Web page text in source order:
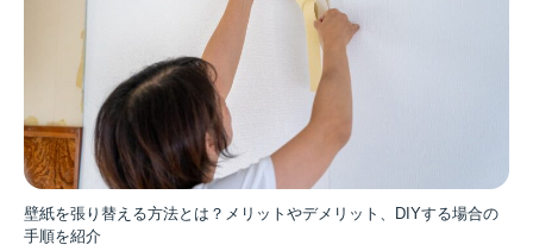
壁紙を張り替える方法とは？メリットやデメリット、DIYする場合の
手順を紹介